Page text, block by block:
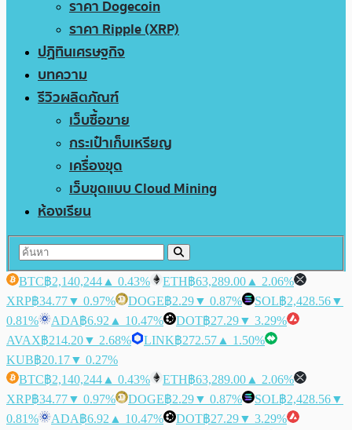
ราคา Dogecoin
ราคา Ripple (XRP)
ปฏิทินเศรษฐกิจ
บทความ
รีวิวผลิตภัณฑ์
เว็บซื้อขาย
กระเป๋าเก็บเหรียญ
เครื่องขุด
เว็บขุดแบบ Cloud Mining
ห้องเรียน
BTC฿2,140,244 ▲ 0.43% ETH฿63,289.00 ▲ 2.06%
XRP฿34.77▼ 0.97% DOGE฿2.29▼ 0.87% SOL฿2,428.56▼
0.81%
ADA฿6.92 ▲ 10.47% DOT฿27.29▼ 3.29%
AVAX฿214.20▼ 2.68% LINK฿272.57 ▲ 1.50%
KUB฿20.17▼ 0.27%
BTC฿2,140,244 ▲ 0.43% ETH฿63,289.00 ▲ 2.06%
XRP฿34.77▼ 0.97% DOGE฿2.29▼ 0.87% SOL฿2,428.56▼
0.81%
ADA฿6.92 ▲ 10.47% DOT฿27.29▼ 3.29%